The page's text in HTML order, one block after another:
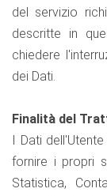
del servizio
descritte in
chiedere
dei Dati.
Finalità del
I Dati
fornire i propri
Statistica,